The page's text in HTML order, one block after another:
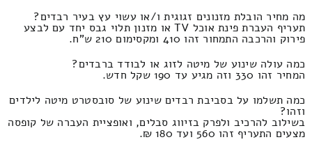
מה מחיר הובלת מזנונים זגוגית ו/או עשוי עץ בעיר רבדים?
תעריף העברת פינת אוכל TV או מזנון תלוי גבס יחד עם לבצע
פירוק והרכבה התמחור זהו 410 ומקסימום 210 ש"ח.
כמה עולה שינוע של מיטה לזוג או לבודד ברבדים?
המחיר זהו 330 וזה מגיע עד 190 שקל חדש.
כמה תשלמו על בסביבת רבדים שינוע של סובסטרט מיטה לילדים
וזהו?
בשילוב להרכיב ולפרק בזיווג סבלים, ואופציית העברה של קופסה
מצעים התעריף זהו 560 ועד 180 ₪.